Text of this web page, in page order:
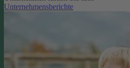
Unternehmensberichte